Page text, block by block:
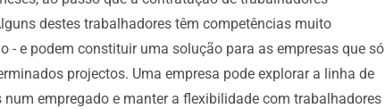
destes trabalhadores têm competências muito
- e podem constituir uma solução para as empresas que só
projectos. Uma empresa pode explorar a linha de
empregado e manter a flexibilidade com trabalhadores